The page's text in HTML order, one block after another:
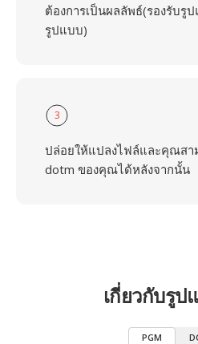
ต้องการเป็นผลลัพธ์(รองรับรู
รูปแบบ)
3
ปล่อยให้แปลงไฟล์และคุณสา
dotm ของคุณได้หลังจากนั้น
เกี่ยวกับรูป
PGM